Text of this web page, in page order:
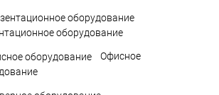
оборудование
Офисное